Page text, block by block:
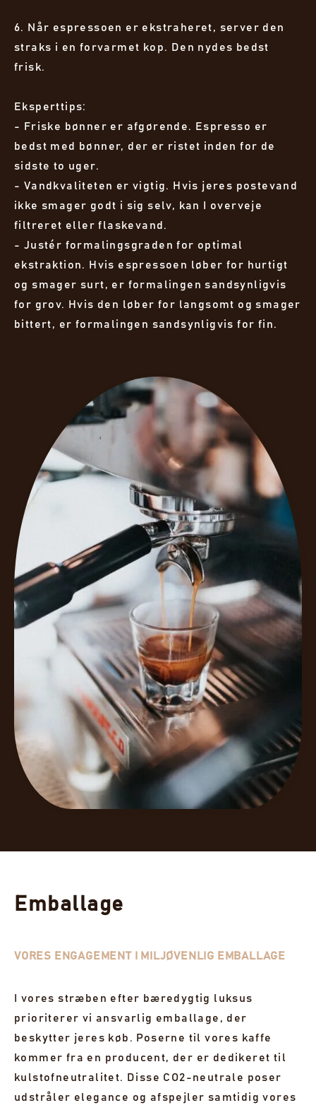
6. Når espressoen er ekstraheret, server den
straks i en forvarmet kop. Den nydes bedst
frisk.
Eksperttips:
- Friske bønner er afgørende. Espresso er
bedst med bønner, der er ristet inden for de
sidste to uger.
- Vandkvaliteten er vigtig. Hvis jeres postevand
ikke smager godt i sig selv, kan I overveje
filtreret eller flaskevand.
- Justér formalingsgraden for optimal
ekstraktion. Hvis espressoen løber for hurtigt
og smager surt, er formalingen sandsynligvis
for grov. Hvis den løber for langsomt og smager
bittert, er formalingen sandsynligvis for fin.
Emballage
VORES ENGAGEMENT I MILJØVENLIG EMBALLAGE
I vores stræben efter bæredygtig luksus
prioriterer vi ansvarlig emballage, der
beskytter jeres køb. Poserne til vores kaffe
kommer fra en producent, der er dedikeret til
kulstofneutralitet. Disse CO2-neutrale poser
udstråler elegance og afspejler samtidig vores